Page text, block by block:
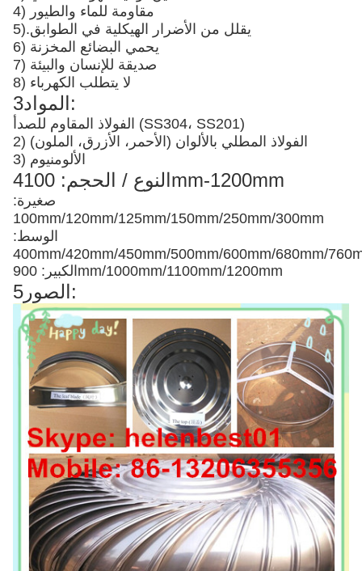
4) مقاومة للماء والطيور
5).يقلل من الأضرار الهيكلية في الطوابق
6) يحمي البضائع المخزنة
7) صديقة للإنسان والبيئة
8) لا يتطلب الكهرباء
3المواد:
الفولاذ المقاوم للصدأ (SS304، SS201)
2) الفولاذ المطلي بالألوان (الأحمر، الأزرق، الملون)
3) الألومنيوم
4النوع / الحجم: 100mm-1200mm
صغيرة:
100mm/120mm/125mm/150mm/250mm/300mm
الوسط:
400mm/420mm/450mm/500mm/600mm/680mm/
الكبير: 900mm/1000mm/1100mm/1200mm
5الصور: